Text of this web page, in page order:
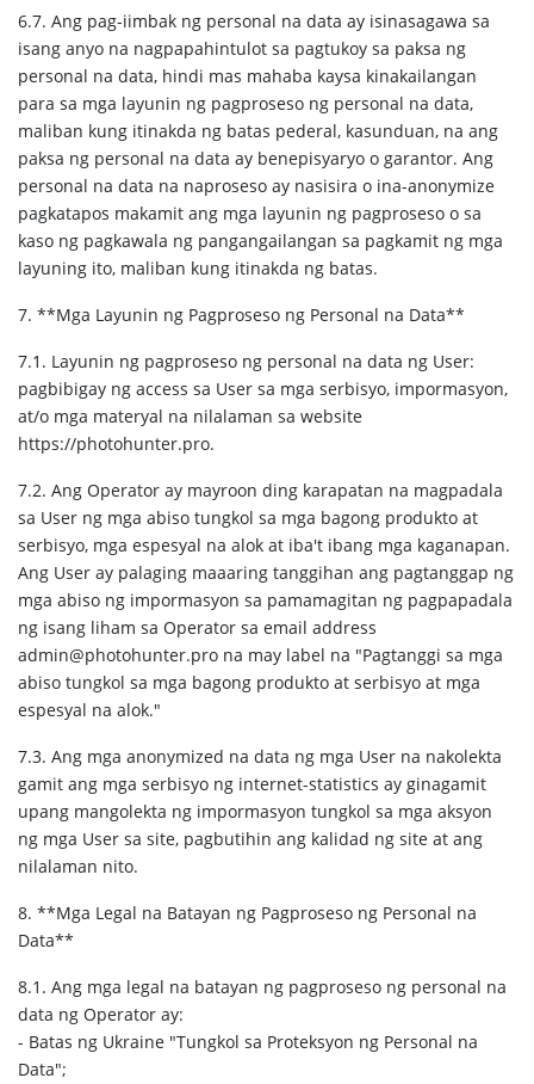
6.7. Ang pag-iimbak ng personal na data ay isinasagawa sa
isang anyo na nagpapahintulot sa pagtukoy sa paksa ng
personal na data, hindi mas mahaba kaysa kinakailangan
para sa mga layunin ng pagproseso ng personal na data,
maliban kung itinakda ng batas pederal, kasunduan, na ang
paksa ng personal na data ay benepisyaryo o garantor. Ang
personal na data na naproseso ay nasisira o ina-anonymize
pagkatapos makamit ang mga layunin ng pagproseso o sa
kaso ng pagkawala ng pangangailangan sa pagkamit ng mga
layuning ito, maliban kung itinakda ng batas.
7. **Mga Layunin ng Pagproseso ng Personal na Data**
7.1. Layunin ng pagproseso ng personal na data ng User:
pagbibigay ng access sa User sa mga serbisyo, impormasyon,
at/o mga materyal na nilalaman sa website
https://photohunter.pro.
7.2. Ang Operator ay mayroon ding karapatan na magpadala
sa User ng mga abiso tungkol sa mga bagong produkto at
serbisyo, mga espesyal na alok at iba't ibang mga kaganapan.
Ang User ay palaging maaaring tanggihan ang pagtanggap ng
mga abiso ng impormasyon sa pamamagitan ng pagpapadala
ng isang liham sa Operator sa email address
admin@photohunter.pro na may label na "Pagtanggi sa mga
abiso tungkol sa mga bagong produkto at serbisyo at mga
espesyal na alok."
7.3. Ang mga anonymized na data ng mga User na nakolekta
gamit ang mga serbisyo ng internet-statistics ay ginagamit
upang mangolekta ng impormasyon tungkol sa mga aksyon
ng mga User sa site, pagbutihin ang kalidad ng site at ang
nilalaman nito.
8. **Mga Legal na Batayan ng Pagproseso ng Personal na
Data**
8.1. Ang mga legal na batayan ng pagproseso ng personal na
data ng Operator ay:
- Batas ng Ukraine "Tungkol sa Proteksyon ng Personal na
Data";